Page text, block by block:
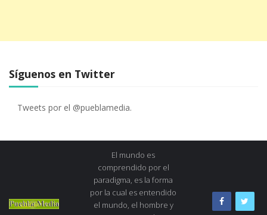
Síguenos en Twitter
Tweets por el @pueblamedia.
El mundo es
comprendido por el
paradigma, es la forma
por la cual es entendido
el mundo, el hombre y